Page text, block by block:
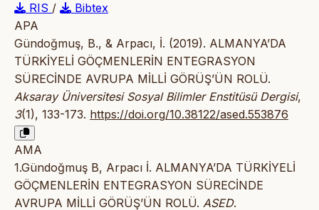
RIS /
Bibtex
APA
Gündoğmuş, B., & Arpacı, İ. (2019). ALMANYA’DA
TÜRKİYELİ GÖÇMENLERİN ENTEGRASYON
SÜRECİNDE AVRUPA MİLLİ GÖRÜŞ’ÜN ROLÜ.
Aksaray Üniversitesi Sosyal Bilimler Enstitüsü Dergisi,
3(1), 133-173. https://doi.org/10.38122/ased.553876
AMA
1.Gündoğmuş B, Arpacı İ. ALMANYA’DA TÜRKİYELİ
GÖÇMENLERİN ENTEGRASYON SÜRECİNDE
AVRUPA MİLLİ GÖRÜŞ’ÜN ROLÜ. ASED.